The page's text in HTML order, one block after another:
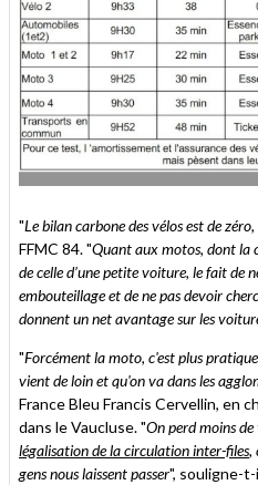
"Le bilan carbone des vélos est de
FFMC 84. "Quant aux motos, dont la
de celle d’une petite voiture, le fait de
embouteillage et de ne pas devoir
donnent un net avantage sur les
"Forcément la moto, c'est plus
vient de loin et qu'on va dans les
France Bleu Francis Cervellin, en
dans le Vaucluse. "On perd moins de
légalisation de la circulation inter-files,
gens nous laissent passer", souligne-